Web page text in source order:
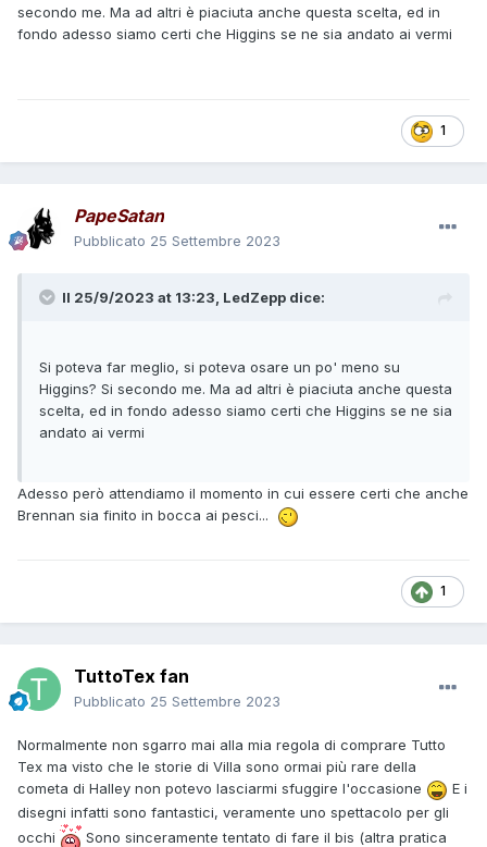
secondo me. Ma ad altri è piaciuta anche questa scelta, ed in
fondo adesso siamo certi che Higgins se ne sia andato ai vermi
1
PapeSatan
Pubblicato 25 Settembre 2023
Il 25/9/2023 at 13:23, LedZepp dice:
Si poteva far meglio, si poteva osare un po' meno su
Higgins? Si secondo me. Ma ad altri è piaciuta anche questa
scelta, ed in fondo adesso siamo certi che Higgins se ne sia
andato ai vermi
Adesso però attendiamo il momento in cui essere certi che anche
Brennan sia finito in bocca ai pesci...
1
TuttoTex fan
Pubblicato 25 Settembre 2023
Normalmente non sgarro mai alla mia regola di comprare Tutto
Tex ma visto che le storie di Villa sono ormai più rare della
cometa di Halley non potevo lasciarmi sfuggire l'occasione
E i
disegni infatti sono fantastici, veramente uno spettacolo per gli
occhi
Sono sinceramente tentato di fare il bis (altra pratica